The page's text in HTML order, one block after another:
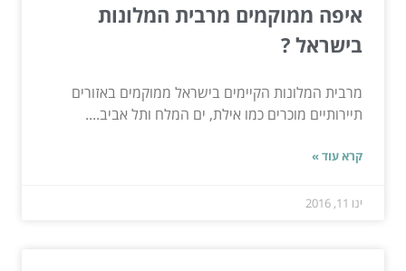
איפה ממוקמים מרבית המלונות
בישראל ?
מרבית המלונות הקיימים בישראל ממוקמים באזורים
תיירותיים מוכרים כמו אילת, ים המלח ותל אביב....
קרא עוד »
ינו 11, 2016